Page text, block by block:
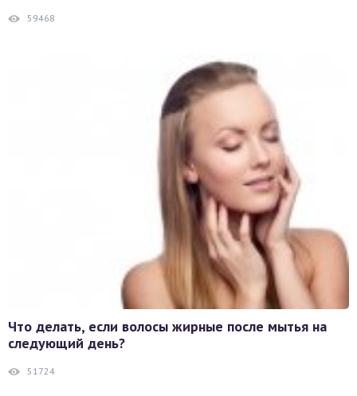
59468
Что делать, если волосы жирные после мытья на
следующий день?
51724